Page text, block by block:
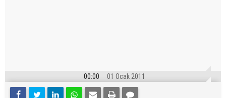
00:00 01 Ocak 2011